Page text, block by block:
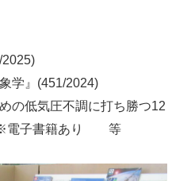
2025)
学』(451/2024)
の低気圧不調に打ち勝つ12
※電子書籍あり 等